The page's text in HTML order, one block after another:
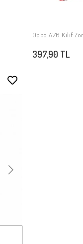
Oppo A76 Kılıf
397,90 TL
Stokta Yok